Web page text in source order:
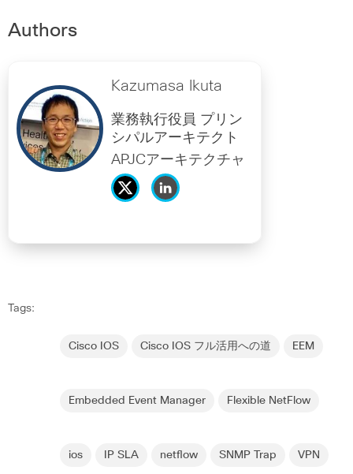
Authors
Kazumasa Ikuta
業務執行役員 プリン
シパルアーキテクト
APJCアーキテクチャ
Tags:
Cisco IOS Cisco IOS フル活用への道 EEM
Embedded Event Manager Flexible NetFlow
ios IP SLA netflow SNMP Trap VPN